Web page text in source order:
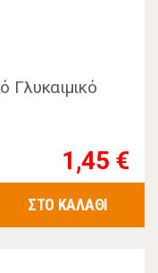
Γλυκαιμικό
1,45 €
ΣΤΟ ΚΑΛΑΘΙ